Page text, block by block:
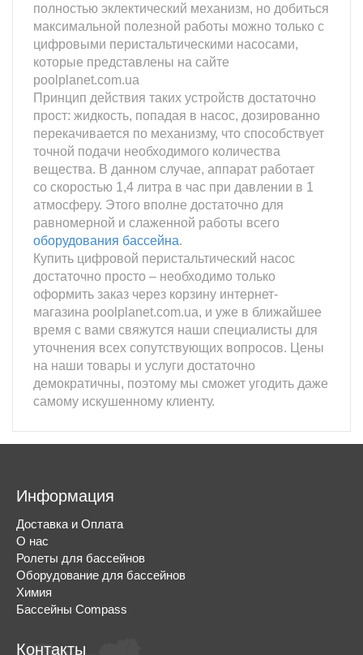
полностью эклектический механизм, но добиться
максимальной полезной работы можно только с
цифровыми перистальтическими насосами,
которые представлены на сайте
poolplanet.com.ua
Принцип действия таких устройств достаточно
прост: жидкость, попадая в насос, дозированно
перекачивается по механизму, что способствует
точной подачи необходимого количества
вещества. В данном случае, аппарат работает
со скоростью 1,4 литра в час при давлении в 1
атмосферу. Этого вполне достаточно для
равномерной и слаженной работы всего
оборудования бассейна.
Купить цифровой перистальтический насос
достаточно просто – необходимо только
оформить заказ через корзину интернет-
магазина poolplanet.com.ua, и уже в ближайшее
время с вами свяжутся наши специалисты для
уточнения всех сопутствующих вопросов. Цены
на наши товары и услуги достаточно
демократичны, поэтому мы сможет угодить даже
самому искушенному клиенту.
Информация
Доставка и Оплата
О нас
Ролеты для бассейнов
Оборудование для бассейнов
Химия
Бассейны Compass
Контакты